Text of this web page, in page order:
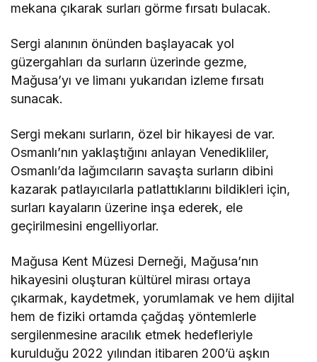
mekana çıkarak surları görme fırsatı bulacak.
Sergi alanının önünden başlayacak yol
güzergahları da surların üzerinde gezme,
Mağusa’yı ve limanı yukarıdan izleme fırsatı
sunacak.
Sergi mekanı surların, özel bir hikayesi de var.
Osmanlı’nın yaklaştığını anlayan Venedikliler,
Osmanlı’da lağımcıların savaşta surların dibini
kazarak patlayıcılarla patlattıklarını bildikleri için,
surları kayaların üzerine inşa ederek, ele
geçirilmesini engelliyorlar.
Mağusa Kent Müzesi Derneği, Mağusa’nın
hikayesini oluşturan kültürel mirası ortaya
çıkarmak, kaydetmek, yorumlamak ve hem dijital
hem de fiziki ortamda çağdaş yöntemlerle
sergilenmesine aracılık etmek hedefleriyle
kurulduğu 2022 yılından itibaren 200’ü aşkın